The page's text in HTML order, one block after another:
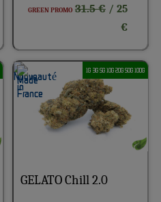
GREEN PROMO 31.5 €/ 25
€
1G 3G 5G 10G 20G 50G 100G
GELATO Chill 2.0